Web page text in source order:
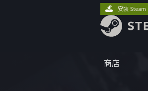
商店
安裝 Steam